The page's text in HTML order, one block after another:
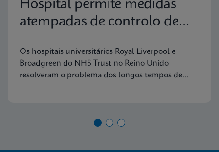
Hospital permite medidas
atempadas de controlo de
Os hospitais universitários Royal Liverpool e
Broadgreen do NHS Trust no Reino Unido
resolveram o problema dos longos tempos de